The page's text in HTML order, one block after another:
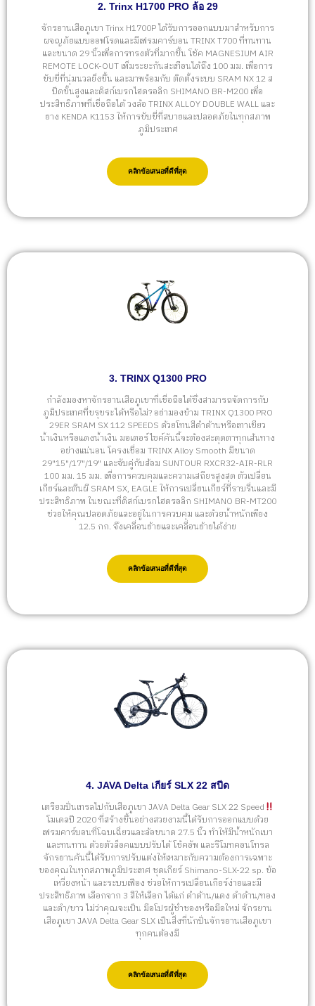
2. Trinx H1700 PRO ล้อ 29
จักรยานเสือภูเขา Trinx H1700P ได้รับการออกแบบมาสำหรับการ
ผจญภัยแบบออฟโรดและมีเฟรมคาร์บอน TRINX T700 ที่ทนทาน
และขนาด 29 นิ้วเพื่อการทรงตัวที่มากขึ้น โช้ค MAGNESIUM AIR
REMOTE LOCK-OUT เพิ่มระยะกันสะเทือนได้ถึง 100 มม. เพื่อการ
ขับขี่ที่นุ่มนวลยิ่งขึ้น และมาพร้อมกับ ติดตั้งระบบ SRAM NX 12 ส
ปีดขั้นสูงและดิสก์เบรกไฮดรอลิก SHIMANO BR-M200 เพื่อ
ประสิทธิภาพที่เชื่อถือได้ วงล้อ TRINX ALLOY DOUBLE WALL และ
ยาง KENDA K1153 ให้การขับขี่ที่สบายและปลอดภัยในทุกสภาพ
ภูมิประเทศ
คลิกข้อเสนอที่ดีที่สุด
3. TRINX Q1300 PRO
กำลังมองหาจักรยานเสือภูเขาที่เชื่อถือได้ซึ่งสามารถจัดการกับ
ภูมิประเทศที่ขรุขระได้หรือไม่? อย่ามองข้าม TRINX Q1300 PRO
29ER SRAM SX 112 SPEEDS ด้วยโทนสีดำด้านหรือเทาเขียว
น้ำเงินหรือแดงน้ำเงิน มอเตอร์ไซค์คันนี้จะต้องสะดุดตาทุกเส้นทาง
อย่างแน่นอน โครงเชื่อม TRINX Alloy Smooth มีขนาด
29"15"/17"/19" และจับคู่กับส้อม SUNTOUR RXCR32-AIR-RLR
100 มม. 15 มม. เพื่อการควบคุมและความเสถียรสูงสุด ตัวเปลี่ยน
เกียร์และตีนผี SRAM SX, EAGLE ให้การเปลี่ยนเกียร์ที่ราบรื่นและมี
ประสิทธิภาพ ในขณะที่ดิสก์เบรกไฮดรอลิก SHIMANO BR-MT200
ช่วยให้คุณปลอดภัยและอยู่ในการควบคุม และด้วยน้ำหนักเพียง
12.5 กก. จึงเคลื่อนย้ายและเคลื่อนย้ายได้ง่าย
คลิกข้อเสนอที่ดีที่สุด
4. JAVA Delta เกียร์ SLX 22 สปีด
เตรียมปั่นเทรลไปกับเสือภูเขา JAVA Delta Gear SLX 22 Speed
โมเดลปี 2020 ที่สร้างขึ้นอย่างสวยงามนี้ได้รับการออกแบบด้วย
เฟรมคาร์บอนที่โฉบเฉี่ยวและล้อขนาด 27.5 นิ้ว ทำให้มีน้ำหนักเบา
และทนทาน ด้วยตัวล็อคแบบปรับได้ โช้คอัพ และรีโมทคอนโทรล
จักรยานคันนี้ได้รับการปรับแต่งให้เหมาะกับความต้องการเฉพาะ
ของคุณในทุกสภาพภูมิประเทศ ชุดเกียร์ Shimano-SLX-22 sp. ข้อ
เหวี่ยงหน้า และระบบเฟือง ช่วยให้การเปลี่ยนเกียร์ง่ายและมี
ประสิทธิภาพ เลือกจาก 3 สีให้เลือก ได้แก่ ดำด้าน/แดง ดำด้าน/ทอง
และดำ/ขาว ไม่ว่าคุณจะเป็น มือโปรผู้ช่ำชองหรือมือใหม่ จักรยาน
เสือภูเขา JAVA Delta Gear SLX เป็นสิ่งที่นักปั่นจักรยานเสือภูเขา
ทุกคนต้องมี
คลิกข้อเสนอที่ดีที่สุด